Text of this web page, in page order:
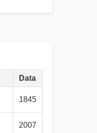
Data
1845
2007